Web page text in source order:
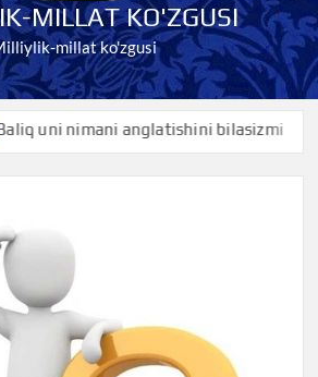
MILLAT KO'ZGUSI
millat ko'zgusi
nimani anglatishini bilasizmi